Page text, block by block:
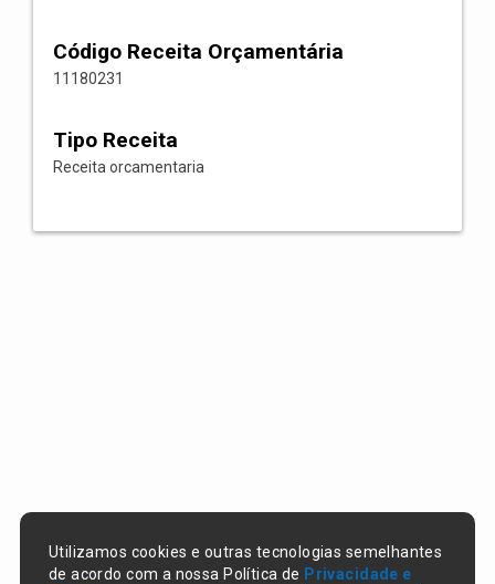
Código Receita Orçamentária
11180231
Tipo Receita
Receita orcamentaria
Utilizamos cookies e outras tecnologias semelhantes
de acordo com a nossa Política de Privacidade e